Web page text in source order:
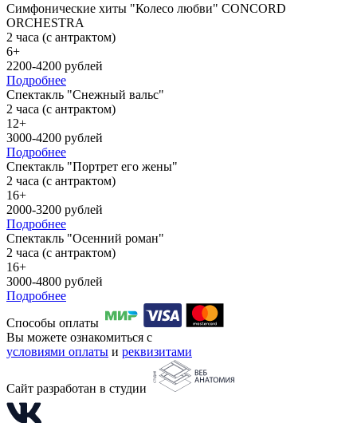
Симфонические хиты "Колесо любви" CONCORD
ORCHESTRA
2 часа (с антрактом)
6+
2200-4200 рублей
Подробнее
Спектакль "Снежный вальс"
2 часа (с антрактом)
12+
3000-4200 рублей
Подробнее
Спектакль "Портрет его жены"
2 часа (с антрактом)
16+
2000-3200 рублей
Подробнее
Спектакль "Осенний роман"
2 часа (с антрактом)
16+
3000-4800 рублей
Подробнее
Способы оплаты
Вы можете ознакомиться с
условиями оплаты и реквизитами
Сайт разработан в студии